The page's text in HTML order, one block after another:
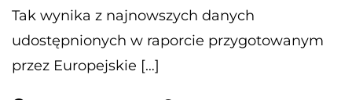
Tak wynika z najnowszych danych
udostępnionych w raporcie przygotowanym
przez Europejskie […]